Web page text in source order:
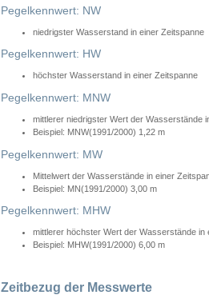
Pegelkennwert: NW
niedrigster Wasserstand in einer Zeitspanne
Pegelkennwert: HW
höchster Wasserstand in einer Zeitspanne
Pegelkennwert: MNW
mittlerer niedrigster Wert der Wasserstände
Beispiel: MNW(1991/2000) 1,22 m
Pegelkennwert: MW
Mittelwert der Wasserstände in einer
Beispiel: MN(1991/2000) 3,00 m
Pegelkennwert: MHW
mittlerer höchster Wert der Wasserstände in
Beispiel: MHW(1991/2000) 6,00 m
Zeitbezug der Messwerte